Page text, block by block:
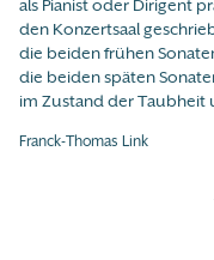
als Pianist oder Dirigent
den Konzertsaal
die beiden frühen
die beiden späten
im Zustand der Taubheit
Franck-Thomas Link